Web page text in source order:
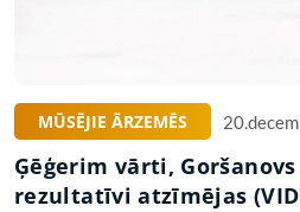
MŪSĒJIE ĀRZEMĒS
Ģēģerim vārti,
rezultatīvi atzīmējas